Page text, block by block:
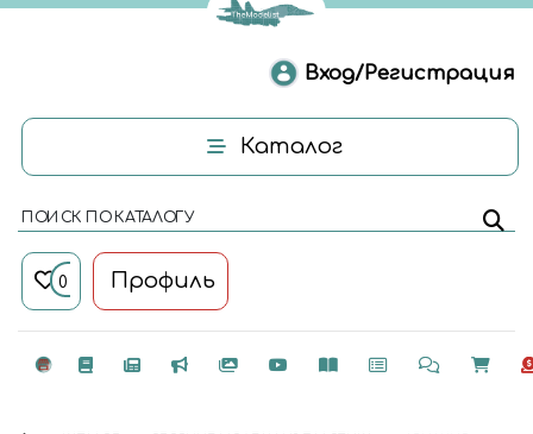
Вход/Регистрация
Каталог
ПОИСК ПО КАТАЛОГУ
0 Профиль